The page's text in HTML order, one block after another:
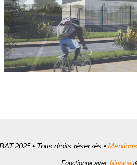
2025 • Tous droits réservés •
Fonctionne avec Nirvana&